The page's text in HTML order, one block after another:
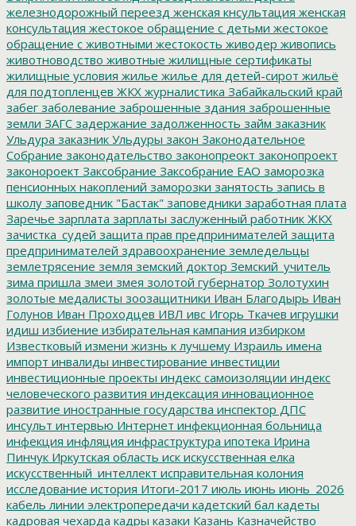
железнодорожный переезд женская кнсультация женская
консультация жестокое обращение с детьми жестокое
обращение с животными жестокость живодер живопись
животноводство животные жилищные сертификаты
жилищные условия жилье жилье для детей-сирот жильё
для подтопленцев ЖКХ журналистика Забайкальский край
забег заболевание заброшенные здания заброшенные
земли ЗАГС задержание задолженность займ заказник
Ульдура заказник Ульдуры закон Законодательное
Собрание законодательство законопреокт законопроект
законороект Заксобрание Заксобрание ЕАО заморозка
пенсионных накоплений заморозки занятость запись в
школу заповедник "Бастак" заповедники заработная плата
Заречье зарплата зарплаты заслуженный работник ЖКХ
зачистка_судей защита прав предпринимателей защита
предпринимателей здравоохранение земледельцы
землетрясение земля земский доктор Земский_учитель
зима пришла змеи змея золотой губернатор Золотухин
золотые медалисты зоозащитники Иван Благодырь Иван
Голунов Иван Проходцев ИВЛ ивс Игорь Ткачев игрушки
идиш избиение избирательная кампания избирком
Известковый измени жизнь к лучшему Израиль имена
импорт инвалиды инвестирование инвестиции
инвестиционные проекты индекс самоизоляции индекс
человеческого развития индексация инновационное
развитие иностранные государства инспектор ДПС
инсульт интервью Интернет инфекционная больница
инфекция инфляция инфраструктура ипотека Ирина
Пинчук Иркутская область иск искусственная елка
искусственный_интеллект исправительная колония
исследование история Итоги-2017 июль июнь июнь_2026
кабель линии электропередачи кадетский бал кадеты
кадровая чехарда кадры казаки Казань Казначейство